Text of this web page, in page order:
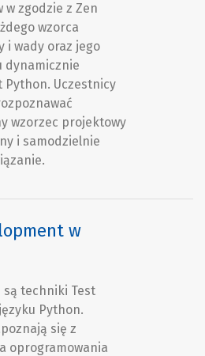
zgodzie z Zen
wzorca
i wady oraz jego
dynamicznie
Uczestnicy
wzorzec projektowy
i samodzielnie
w
są techniki Test
Python.
się z
oprogramowania